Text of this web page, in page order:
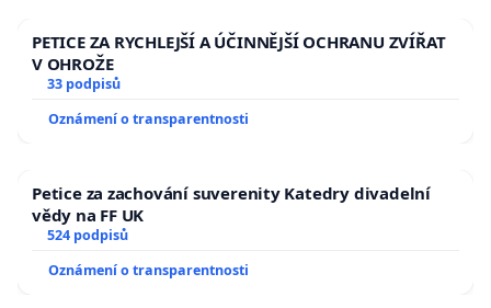
PETICE ZA RYCHLEJŠÍ A ÚČINNĚJŠÍ OCHRANU ZVÍŘAT
V OHROŽE
33 podpisů
Oznámení o transparentnosti
Petice za zachování suverenity Katedry divadelní
vědy na FF UK
524 podpisů
Oznámení o transparentnosti